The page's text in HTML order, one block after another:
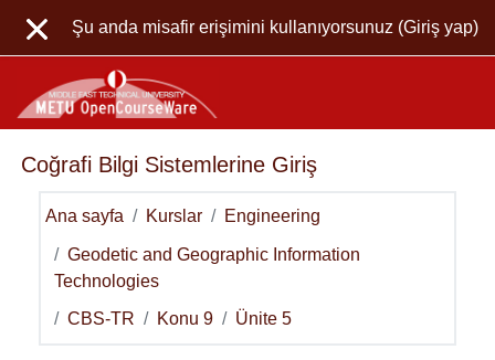
Şu anda misafir erişimini kullanıyorsunuz (Giriş yap)
Coğrafi Bilgi Sistemlerine Giriş
Ana sayfa Kurslar Engineering
Geodetic and Geographic Information
Technologies
CBS-TR Konu 9 Ünite 5